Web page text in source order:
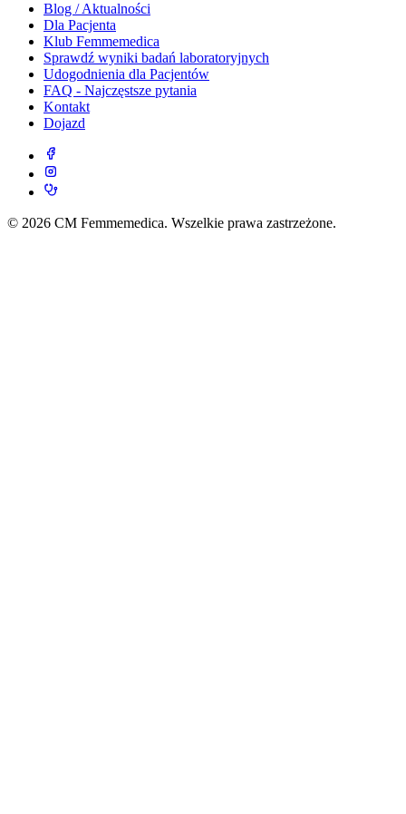
Blog / Aktualności
Dla Pacjenta
Klub Femmemedica
Sprawdź wyniki badań laboratoryjnych
Udogodnienia dla Pacjentów
FAQ - Najczęstsze pytania
Kontakt
Dojazd
© 2026 CM Femmemedica. Wszelkie prawa zastrzeżone.